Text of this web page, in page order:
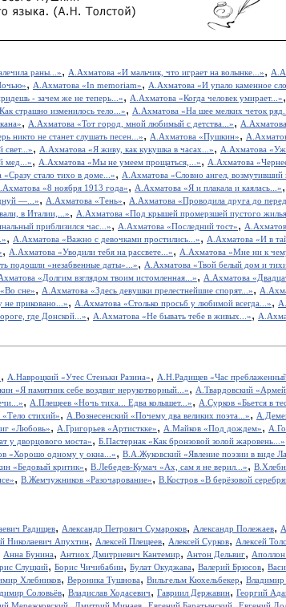
раны...», А.Ахматова «И мальчик, что играет на волынке...»,
, А.Ахматова «In memoriam», А.Ахматова «И упало каменное
- зачем же не теперь...», А.Ахматова «Когда человек умирает...»,
страшно изменилось тело...», А.Ахматова «На шее мелких четок
, А.Ахматова «Тот город, мной любимый с детства...»,
никто не станет слушать песен...», А.Ахматова «Пушкин»,
, А.Ахматова «Я живу, как кукушка в часах...», А.Ахматова
мед...», А.Ахматова «Мы не умеем прощаться,...», А.Ахматова
стало тихо в доме...», А.Ахматова «Словно ангел, возмутивший
«8 ноября 1913 года», А.Ахматова «Я и плакала и каялась...»,
—...», А.Ахматова «Тень», А.Ахматова «Проводила друга до
в Италии,...», А.Ахматова «Под крышей промерзшей пустого
приблизился час...», А.Ахматова «Последний тост»,
, А.Ахматова «Важно с девочками простились...», А.Ахматова «И в
, А.Ахматова «Уводили тебя на рассвете...», А.Ахматова «Мне ни к
подошли «незабвенные даты»...», А.Ахматова «Твой белый дом и
«Долгим взглядом твоим истомленная...», А.Ахматова
сне», А.Ахматова «Здесь девушки прелестнейшие спорят...»,
не приковано...», А.Ахматова «Столько просьб у любимой всегда...»,
где Донской...», А.Ахматова «Не бывать тебе в живых...»,
, А.Навроцкий «Утес Cтеньки Разина», А.Н.Радищев «Час
«Я памятник себе воздвиг нерукотворный...», А.Твардовский
, А.Плещеев «Ночь тиха... Едва колышет...», А.Сурков «Бьется в
стихий», А.Вознесенский «Почему два великих поэта...»,
«Любовь», А.Григорьев «Артисткке», А.Майков «Под дождем»,
у дворцового моста», Б.Пастернак «Как бронзовой золой жаровень...»
«Хорошо одному у окна...», В.А.Жуковский «Явление поэзии в виде
«Бедовый критик», В.Лебедев-Кумач «Ах, сам я не верил...»,
, В.Жемчужников «Разочарование», В.Костров «В берёзовой
Радищев, Александр Петрович Сумароков, Александр Полежаев,
Николаевич Апухтин, Алексей Плещеев, Алексей Сурков, Алексей
Анна Бунина, Антиох Дмитриевич Кантемир, Антон Дельвиг, Аполлон
Слуцкий, Борис Чичибабин, Булат Окуджава, Валерий Брюсов,
Хлебников, Вероника Тушнова, Вильгельм Кюхельбекер, Владимир
Соловьёв, Владислав Ходасевич, Гавриил Державин, Георгий